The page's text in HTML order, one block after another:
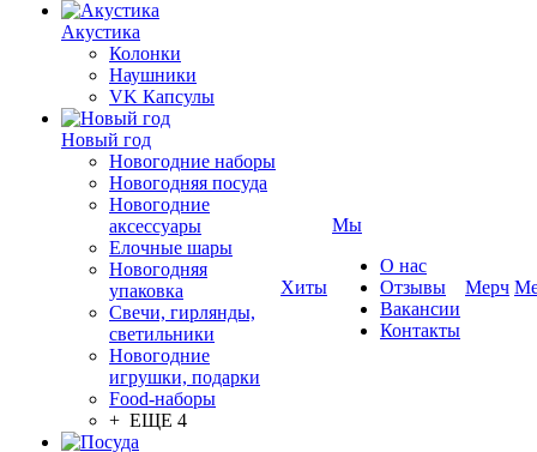
Акустика
Колонки
Наушники
VK Капсулы
Новый год
Новогодние наборы
Новогодняя посуда
Новогодние
аксессуары
Елочные шары
Новогодняя
упаковка
Свечи, гирлянды,
светильники
Новогодние
игрушки, подарки
Food-наборы
+ ЕЩЕ 4
Хиты
Мы
О нас
Отзывы
Вакансии
Контакты
Мерч